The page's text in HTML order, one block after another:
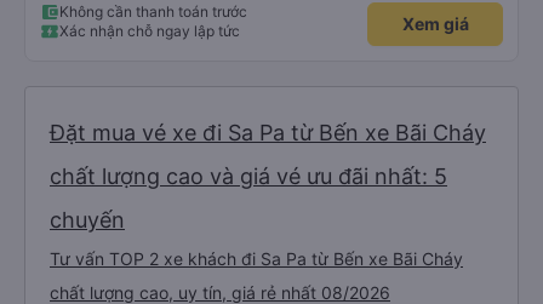
và luôn nhanh chóng trả lời các câu hỏi của chúng tôi. Mọi thứ đều được tổ
chức tốt, khiến chuyến đi của chúng tôi suôn sẻ, thú vị và hoàn toàn không
căng thẳng. Chúng tôi thực sự đánh giá cao dịch vụ tuyệt vời và rất khuyến
Không cần thanh toán trước
Xác nhận chỗ ngay lập tức
Xem giá
Đặt mua vé xe đi Sa Pa từ Bến xe Bãi Cháy
chất lượng cao và giá vé ưu đãi nhất: 5
chuyến
Tư vấn TOP 2 xe khách đi Sa Pa từ Bến xe Bãi Cháy
chất lượng cao, uy tín, giá rẻ nhất 08/2026